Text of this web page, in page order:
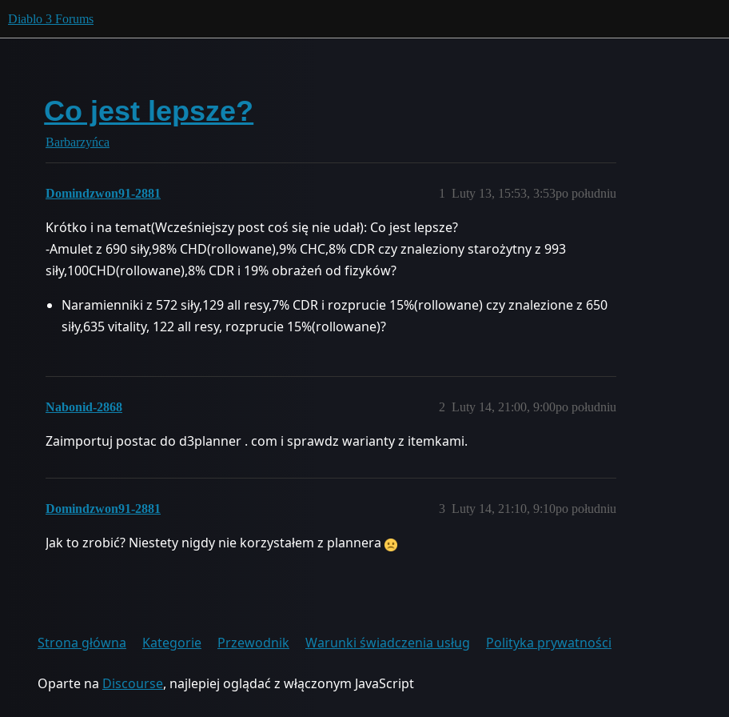
Diablo 3 Forums
Co jest lepsze?
Barbarzyńca
Domindzwon91-2881 Luty 13, 15:53, 3:53po południu
1
Krótko i na temat(Wcześniejszy post coś się nie udał): Co jest lepsze?
-Amulet z 690 siły,98% CHD(rollowane),9% CHC,8% CDR czy znaleziony starożytny z 993
siły,100CHD(rollowane),8% CDR i 19% obrażeń od fizyków?
Naramienniki z 572 siły,129 all resy,7% CDR i rozprucie 15%(rollowane) czy znalezione z 650
siły,635 vitality, 122 all resy, rozprucie 15%(rollowane)?
Nabonid-2868 Luty 14, 21:00, 9:00po południu
2
Zaimportuj postac do d3planner . com i sprawdz warianty z itemkami.
Domindzwon91-2881 Luty 14, 21:10, 9:10po południu
3
Jak to zrobić? Niestety nigdy nie korzystałem z plannera
Strona główna Kategorie Przewodnik Warunki świadczenia usług Polityka prywatności
Oparte na Discourse, najlepiej oglądać z włączonym JavaScript